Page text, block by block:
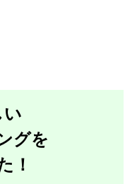
い
グを
！